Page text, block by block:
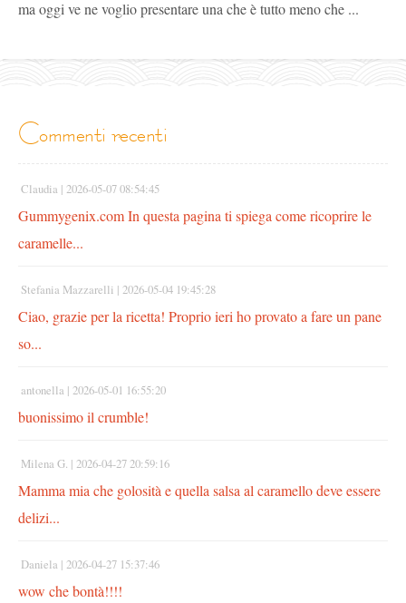
ma oggi ve ne voglio presentare una che è tutto meno che ...
commenti recenti
Claudia | 2026-05-07 08:54:45
Gummygenix.com In questa pagina ti spiega come ricoprire le
caramelle...
Stefania Mazzarelli | 2026-05-04 19:45:28
Ciao, grazie per la ricetta! Proprio ieri ho provato a fare un pane
so...
antonella | 2026-05-01 16:55:20
buonissimo il crumble!
Milena G. | 2026-04-27 20:59:16
Mamma mia che golosità e quella salsa al caramello deve essere
delizi...
Daniela | 2026-04-27 15:37:46
wow che bontà!!!!